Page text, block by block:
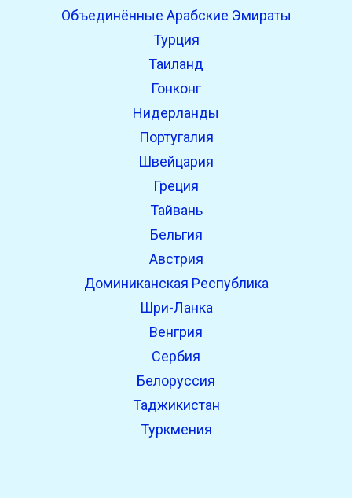
Объединённые Арабские Эмираты
Турция
Таиланд
Гонконг
Нидерланды
Португалия
Швейцария
Греция
Тайвань
Бельгия
Австрия
Доминиканская Республика
Шри-Ланка
Венгрия
Сербия
Белоруссия
Таджикистан
Туркмения